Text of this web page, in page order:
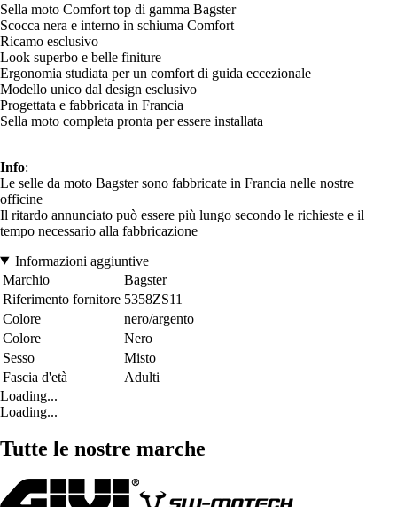
Sella moto Comfort top di gamma Bagster
Scocca nera e interno in schiuma Comfort
Ricamo esclusivo
Look superbo e belle finiture
Ergonomia studiata per un comfort di guida eccezionale
Modello unico dal design esclusivo
Progettata e fabbricata in Francia
Sella moto completa pronta per essere installata
Info:
Le selle da moto Bagster sono fabbricate in Francia nelle nostre
officine
Il ritardo annunciato può essere più lungo secondo le richieste e il
tempo necessario alla fabbricazione
Informazioni aggiuntive
Marchio
Bagster
Riferimento fornitore 5358ZS11
Colore
nero/argento
Colore
Nero
Sesso
Misto
Fascia d'età
Adulti
Loading...
Loading...
Tutte le nostre marche